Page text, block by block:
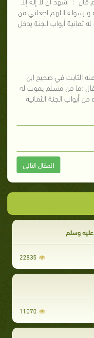
و رسوله اللهم اجعلني من
ثمانية أبواب الجنة يدخل
الثابت في صحيح ابن
:ما من مسلم يموت له
من أبواب الجنة الثمانية
المقال التالى
وسلم
22835
11070